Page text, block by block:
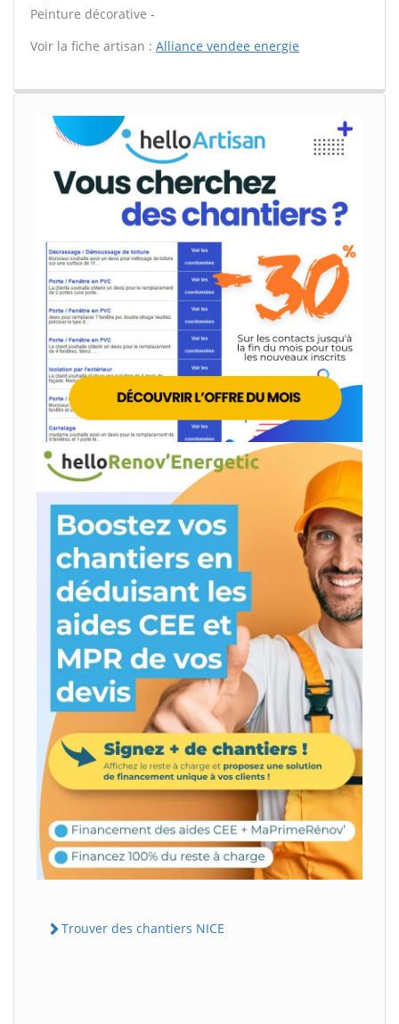
Peinture décorative -
Voir la fiche artisan : Alliance vendee energie
Trouver des chantiers NICE